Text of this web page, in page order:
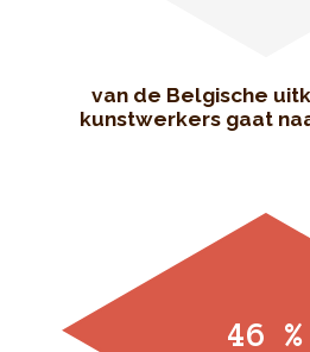
van de Belgische
kunstwerkers gaat
46 %